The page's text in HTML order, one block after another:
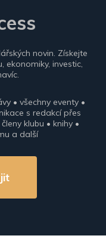
novin. Získejte
ekonomiky, investic,
• všechny eventy •
s redakcí přes
klubu • knihy •
a další